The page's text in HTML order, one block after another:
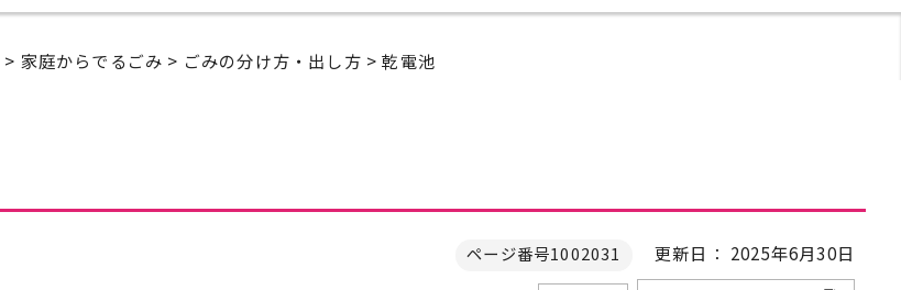
> 家庭からでるごみ > ごみの分け方・出し方 > 乾電池
ページ番号1002031 更新日： 2025年6月30日